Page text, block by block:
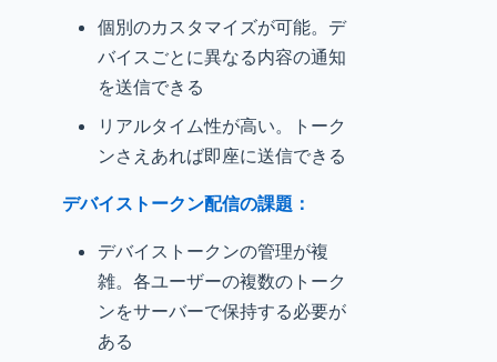
個別のカスタマイズが可能。デ
バイスごとに異なる内容の通知
を送信できる
リアルタイム性が高い。トーク
ンさえあれば即座に送信できる
デバイストークン配信の課題：
デバイストークンの管理が複
雑。各ユーザーの複数のトーク
ンをサーバーで保持する必要が
ある